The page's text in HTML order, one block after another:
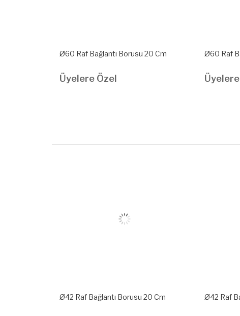
Ø60 Raf Bağlantı Borusu 20 Cm
Üyelere Özel
Ø60 Raf
Üyelere
Ø42 Raf Bağlantı Borusu 20 Cm Ø42 Raf